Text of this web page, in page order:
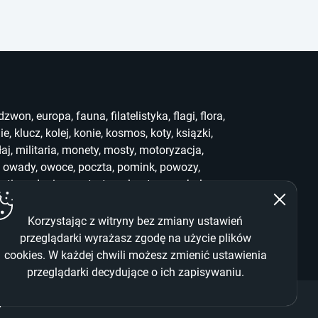
Korzystając z witryny bez zmiany ustawień
przeglądarki wyrażasz zgodę na użycie plików
cookies. W każdej chwili możesz zmienić ustawienia
przeglądarki decydujące o ich zapisywaniu.
, europa, fauna, filatelistyka, flagi, flora,
, klucz, kolej, konie, kosmos, koty, ksiązki,
, militaria, monety, mosty, motoryzacja,
owady, owoce, poczta, pomink, powozy,
słonie sport stemple stra symbole
,who